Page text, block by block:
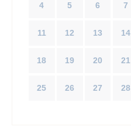
4 5 6 7
11 12 13 14
18 19 20 21
25 26 27 28